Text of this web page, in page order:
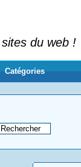
du web !
Catégories